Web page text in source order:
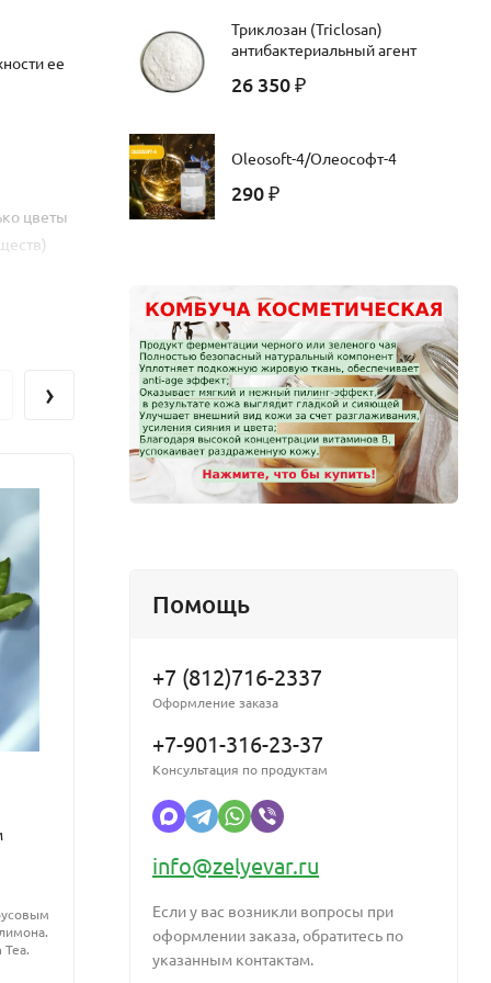
ее
цветы
Oleosoft-4/Олеософт-4
Инновационный ферментированный комплекс
растительных масел, разработанный для
Обладает высокой биодоступностью, быстро
впитывается, обеспечивает питание,
ощущения жирности. Подходит для косметики
›
Триклозан (Triclosan)
антибактериальный агент
26 350 ₽
Oleosoft-4/Олеософт-4
290 ₽
Помощь
+7 (812)716-2337
Оформление заказа
+7-901-316-23-37
Консультация по продуктам
info@zelyevar.ru
Если у вас возникли вопросы при
оформлении заказа, обратитесь по
указанным контактам.